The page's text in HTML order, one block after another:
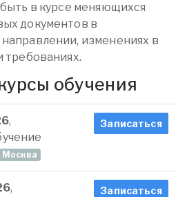
в курсе меняющихся
документов в
изменениях в
требованиях.
обучения
,
Москва
Записаться
,
Записаться